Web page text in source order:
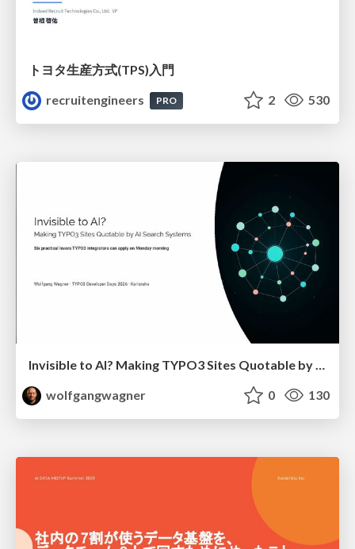
トヨタ⽣産⽅式(TPS)⼊⾨
recruitengineers
PRO 2 530
Invisible to AI? Making TYPO3 Sites Quotable by AI Search Systems
wolfgangwagner
0 130